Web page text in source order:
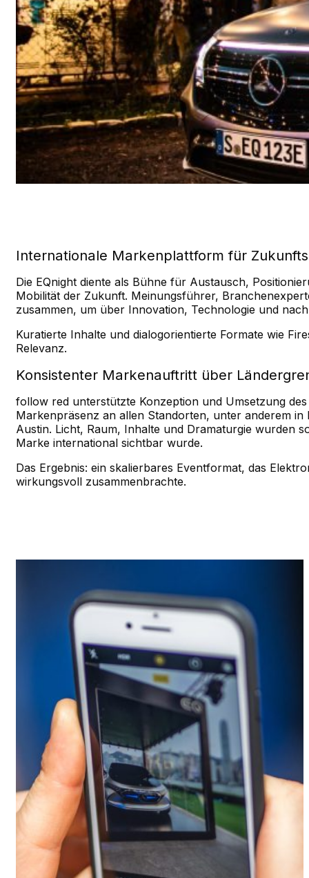
Internationale Markenplattform für
Die EQnight diente als Bühne für Austausch,
Mobilität der Zukunft. Meinungsführer,
zusammen, um über Innovation, Technologie und
Kuratierte Inhalte und dialogorientierte Formate wie
Relevanz.
Konsistenter Markenauftritt über
follow red unterstützte Konzeption und Umsetzung
Markenpräsenz an allen Standorten, unter anderem
Austin. Licht, Raum, Inhalte und Dramaturgie wurden
Marke international sichtbar wurde.
Das Ergebnis: ein skalierbares Eventformat, das
wirkungsvoll zusammenbrachte.